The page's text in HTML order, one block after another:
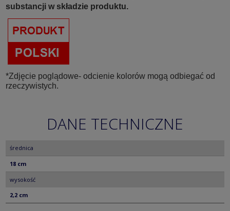
substancji w składzie produktu.
*Zdjęcie poglądowe- odcienie kolorów mogą odbiegać od
rzeczywistych.
DANE TECHNICZNE
średnica
18 cm
wysokość
2,2 cm